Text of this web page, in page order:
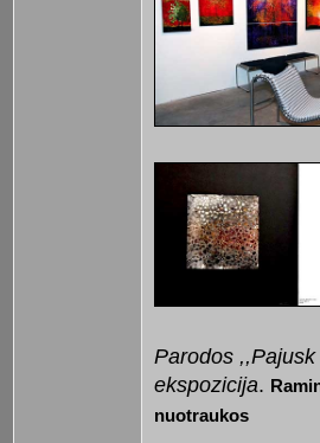
Parodos ,,Pajusk
ekspozicija.
nuotraukos